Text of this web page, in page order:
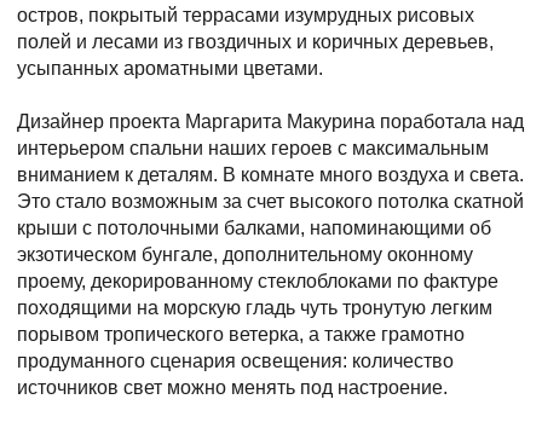
остров, покрытый террасами изумрудных рисовых
полей и лесами из гвоздичных и коричных деревьев,
усыпанных ароматными цветами.
Дизайнер проекта Маргарита Макурина поработала над
интерьером спальни наших героев с максимальным
вниманием к деталям. В комнате много воздуха и света.
Это стало возможным за счет высокого потолка скатной
крыши с потолочными балками, напоминающими об
экзотическом бунгале, дополнительному оконному
проему, декорированному стеклоблоками по фактуре
походящими на морскую гладь чуть тронутую легким
порывом тропического ветерка, а также грамотно
продуманного сценария освещения: количество
источников свет можно менять под настроение.